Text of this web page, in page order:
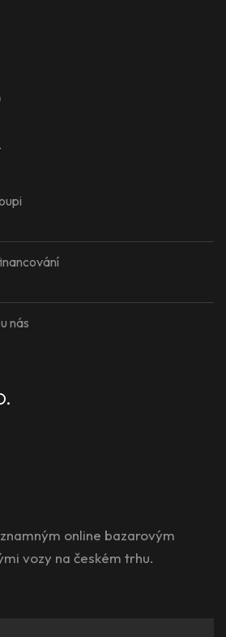
nás
online bazarovým
vozy na českém trhu.